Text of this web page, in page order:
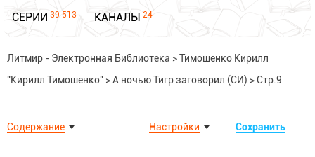
СЕРИИ 39 513 КАНАЛЫ 24
Литмир - Электронная Библиотека >Тимошенко Кирилл
"Кирилл Тимошенко" >А ночью Тигр заговорил (СИ) >Стр.9
Содержание Сохранить
Настройки